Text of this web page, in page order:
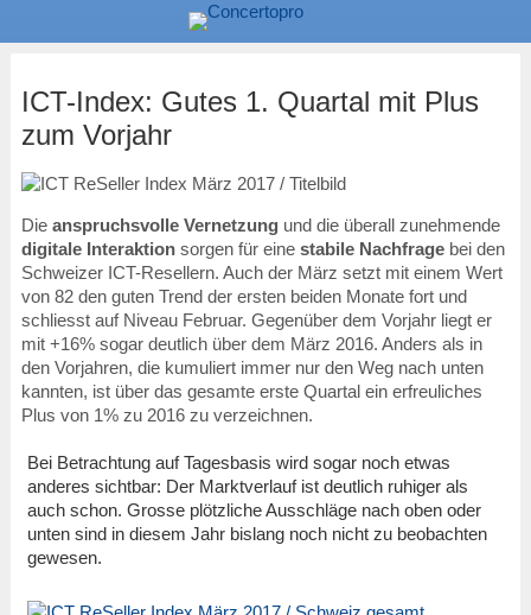
ICT-Index: Gutes 1. Quartal mit Plus
zum Vorjahr
Dieanspruchsvolle Vernetzungund die überall zunehmende
digitale Interaktionsorgen für eine stabile Nachfragebei den
Schweizer ICT-Resellern. Auch der März setzt mit einem Wert
von 82 den guten Trend der ersten beiden Monate fort und
schliesst auf Niveau Februar. Gegenüber dem Vorjahr liegt er
mit +16% sogar deutlich über dem März 2016. Anders als in
den Vorjahren, die kumuliert immer nur den Weg nach unten
kannten, ist über das gesamte erste Quartal ein erfreuliches
Plus von 1% zu 2016 zu verzeichnen.
Bei Betrachtung auf Tagesbasis wird sogar noch etwas
anderes sichtbar: Der Marktverlauf ist deutlich ruhiger als
auch schon. Grosse plötzliche Ausschläge nach oben oder
unten sind in diesem Jahr bislang noch nicht zu beobachten
gewesen.